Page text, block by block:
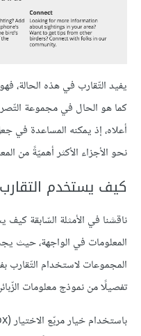
يفيد التّقارب في هذه الحالة،
كما هو الحال في مجموعة
أعلاه، إذ يمكنه المساعدة في
نحو الأجزاء الأكثر أهميّةً من
كيف يستخدم التقارب
ناقشنا في الأمثلة السّابقة
المعلومات في الواجهة، حيث
المجموعات لاستخدام التّقارب
تفصيلًا من نموذج معلومات